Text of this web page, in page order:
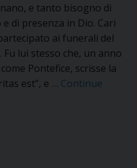
e tanto bisogno di
e di presenza in Dio. Cari
ai funerali del
Fu lui stesso che, un anno
Pontefice, scrisse la
est”, e … Continue